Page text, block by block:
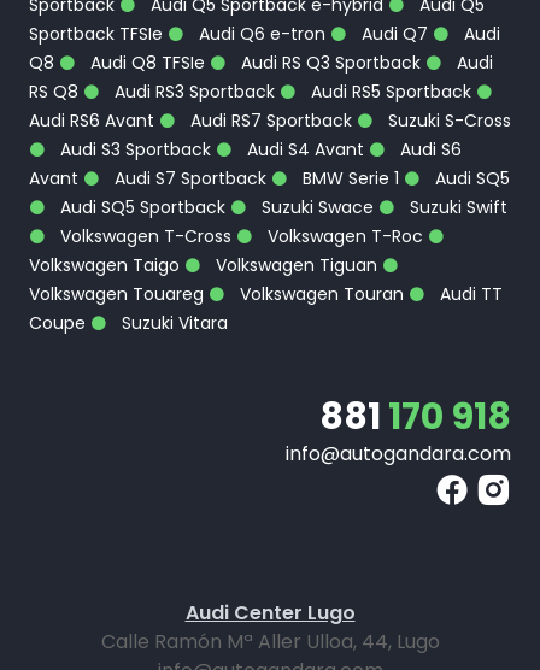
Sportback
Audi Q5 Sportback e-hybrid
Audi Q5
Sportback TFSIe
Audi Q6 e-tron Audi Q7
Audi
Q8
Audi Q8 TFSIe Audi RS Q3 Sportback
Audi
RS Q8
Audi RS3 Sportback
Audi RS5 Sportback
Audi RS6 Avant
Audi RS7 Sportback
Suzuki S-Cross
Audi S3 Sportback
Audi S4 Avant
Audi S6
Avant
Audi S7 Sportback BMW Serie 1
Audi SQ5
Audi SQ5 Sportback
Suzuki Swace
Suzuki Swift
Volkswagen T-Cross
Volkswagen T-Roc
Volkswagen Taigo
Volkswagen Tiguan
Volkswagen Touareg
Volkswagen Touran
Audi TT
Coupe
Suzuki Vitara
881170 918
info@autogandara.com
Audi Center Lugo
Calle Ramón Mª Aller Ulloa, 44, Lugo